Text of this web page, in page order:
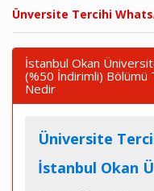
Ünversite Tercihi
İstanbul Okan
(%50 İndirimli) Bölümü
Nedir
Üniversite
İstanbul Okan